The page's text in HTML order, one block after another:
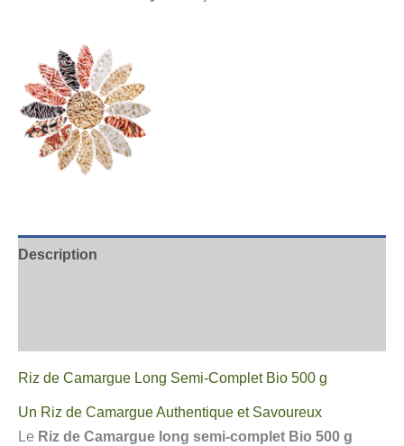
Description
Riz de Camargue Long Semi-Complet Bio 500 g
Un Riz de Camargue Authentique et Savoureux
Le Riz de Camargue long semi-complet Bio 500 g